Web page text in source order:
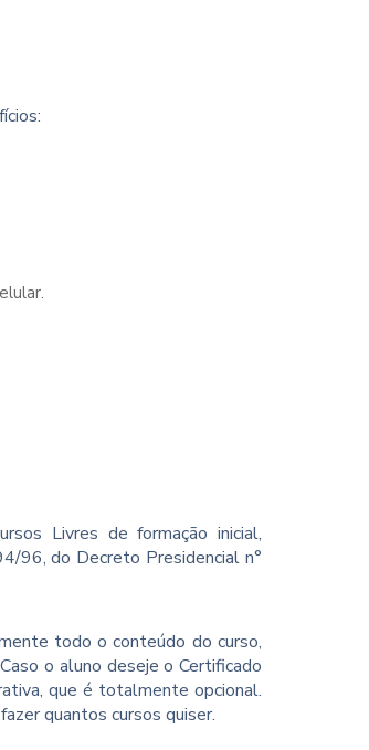
Livres de formação inicial,
96, do Decreto Presidencial n°
todo o conteúdo do curso,
o aluno deseje o Certificado
que é totalmente opcional.
quantos cursos quiser.